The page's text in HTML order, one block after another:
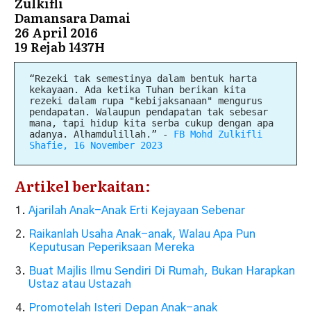
Damansara Damai
26 April 2016
19 Rejab 1437H
“Rezeki tak semestinya dalam bentuk harta
kekayaan. Ada ketika Tuhan berikan kita
rezeki dalam rupa "kebijaksanaan" mengurus
pendapatan. Walaupun pendapatan tak sebesar
mana, tapi hidup kita serba cukup dengan apa
adanya. Alhamdulillah.”
- FB Mohd Zulkifli
Shafie, 16 November 2023
Artikel berkaitan:
Ajarilah Anak-Anak Erti Kejayaan Sebenar
Raikanlah Usaha Anak-anak, Walau Apa Pun
Keputusan Peperiksaan Mereka
Buat Majlis Ilmu Sendiri Di Rumah, Bukan Harapkan
Ustaz atau Ustazah
Promotelah Isteri Depan Anak-anak